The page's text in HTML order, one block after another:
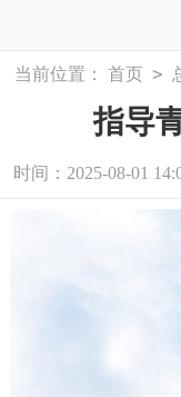
当前位置： 首页 >
指导
时间：2025-08-01